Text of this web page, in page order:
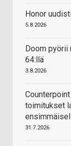
Honor
5.8.2026
Doom pyörii
64:llä
3.8.2026
toimitukset
31.7.2026